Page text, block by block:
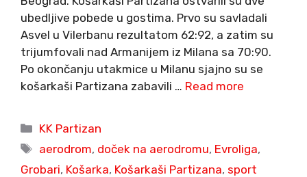
ubedljive pobede u gostima. Prvo su savladali
Asvel u Vilerbanu rezultatom 62:92, a zatim su
trijumfovali nad Armanijem iz Milana sa 70:90.
Po okončanju utakmice u Milanu sjajno su se
košarkaši Partizana zabavili … Read more
Categories
KK Partizan
Tags
aerodrom, doček na aerodromu, Evroliga,
Grobari, Košarka, Košarkaši Partizana, sport